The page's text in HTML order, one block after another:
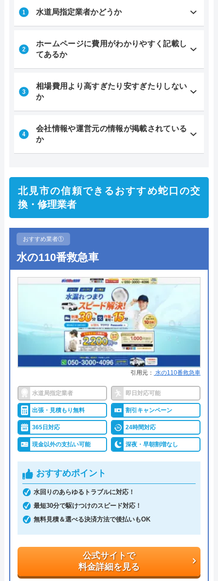
水道局指定業者かどうか
ホームページに費用がわかりやすく記載し
てあるか
相場費用より高すぎたり安すぎたりしない
か
会社情報や運営元の情報が掲載されている
か
北見市の信頼できるおすすめ蛇口の交
換・修理業者
おすすめ業者①
水の110番救急車
引用元： 水の110番救急車
水道局指定業者 即日対応可能
出張・見積もり無料 割引キャンペーン
365日対応 24時間対応
現金以外の支払い可能 深夜・早朝割増なし
おすすめポイント
水回りのあらゆるトラブルに対応！
最短30分で駆けつけのスピード対応！
無料見積＆選べる決済方法で後払いもOK
公式サイトで
料金詳細を見る